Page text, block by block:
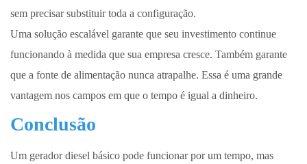
sem precisar substituir toda a configuração.
Uma solução escalável garante que seu investimento continue
funcionando à medida que sua empresa cresce. Também garante
que a fonte de alimentação nunca atrapalhe. Essa é uma grande
vantagem nos campos em que o tempo é igual a dinheiro.
Conclusão
Um gerador diesel básico pode funcionar por um tempo, mas